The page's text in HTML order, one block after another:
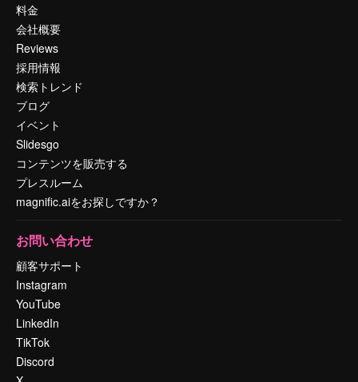
料金
会社概要
Reviews
採用情報
検索トレンド
ブログ
イベント
Slidesgo
コンテンツを販売する
プレスルーム
magnific.aiをお探しですか？
お問い合わせ
顧客サポート
Instagram
YouTube
LinkedIn
TikTok
Discord